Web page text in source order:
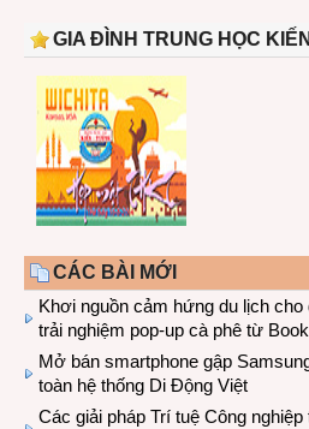
GIA ĐÌNH TRUNG HỌC
CÁC BÀI MỚI
Khơi nguồn cảm hứng du lịch cho
trải nghiệm pop-up cà phê từ
Mở bán smartphone gập
toàn hệ thống Di Động Việt
Các giải pháp Trí tuệ Công